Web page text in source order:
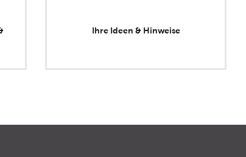
Ihre Ideen & Hinweise